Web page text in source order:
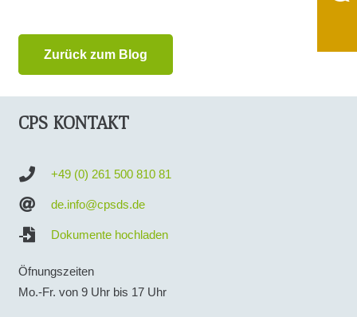
Zurück zum Blog
CPS KONTAKT
+49 (0) 261 500 810 81
de.info@cpsds.de
Dokumente hochladen
Öfnungszeiten
Mo.-Fr. von 9 Uhr bis 17 Uhr